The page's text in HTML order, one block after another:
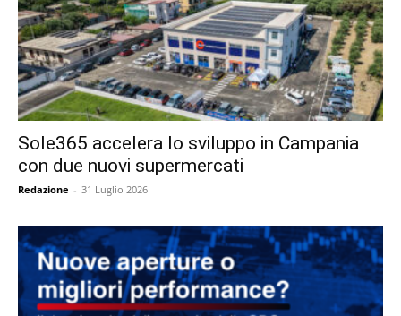
Sole365 accelera lo sviluppo in Campania
con due nuovi supermercati
Redazione - 31 Luglio 2026